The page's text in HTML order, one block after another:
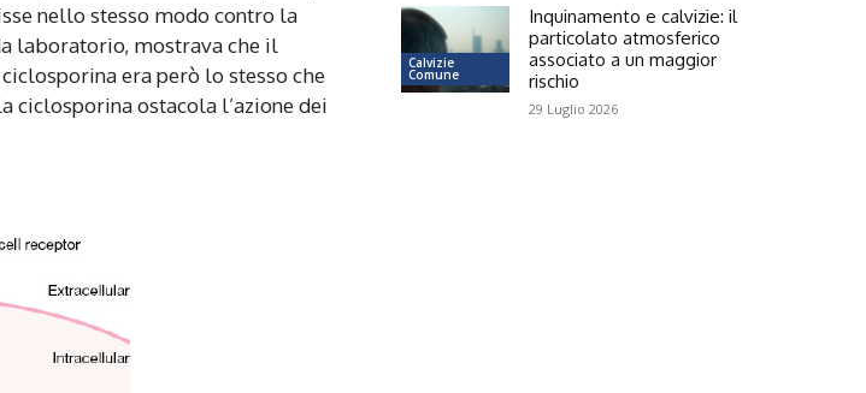
nello stesso modo contro la
laboratorio, mostrava che il
era però lo stesso che
ostacola l’azione dei
Calvizie
Comune
Inquinamento e calvizie: il
particolato atmosferico
associato a un maggior
rischio
29 Luglio 2026